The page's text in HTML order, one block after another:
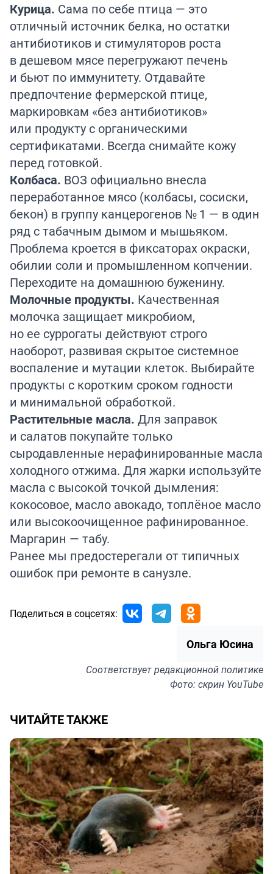
Курица. Сама по себе птица — это
отличный источник белка, но остатки
антибиотиков и стимуляторов роста
в дешевом мясе перегружают печень
и бьют по иммунитету. Отдавайте
предпочтение фермерской птице,
маркировкам «без антибиотиков»
или продукту с органическими
сертификатами. Всегда снимайте кожу
перед готовкой.
Колбаса. ВОЗ официально внесла
переработанное мясо (колбасы, сосиски,
бекон) в группу канцерогенов № 1 — в один
ряд с табачным дымом и мышьяком.
Проблема кроется в фиксаторах окраски,
обилии соли и промышленном копчении.
Переходите на домашнюю буженину.
Молочные продукты. Качественная
молочка защищает микробиом,
но ее суррогаты действуют строго
наоборот, развивая скрытое системное
воспаление и мутации клеток. Выбирайте
продукты с коротким сроком годности
и минимальной обработкой.
Растительные масла. Для заправок
и салатов покупайте только
сыродавленные нерафинированные масла
холодного отжима. Для жарки используйте
масла с высокой точкой дымления:
кокосовое, масло авокадо, топлёное масло
или высокоочищенное рафинированное.
Маргарин — табу.
Ранее мы предостерегали от типичных
ошибок при ремонте в санузле.
Поделиться в соцсетях:
Ольга Юсина
Соответствуетредакционной политике
Фото: скрин YouTube
ЧИТАЙТЕ ТАКЖЕ